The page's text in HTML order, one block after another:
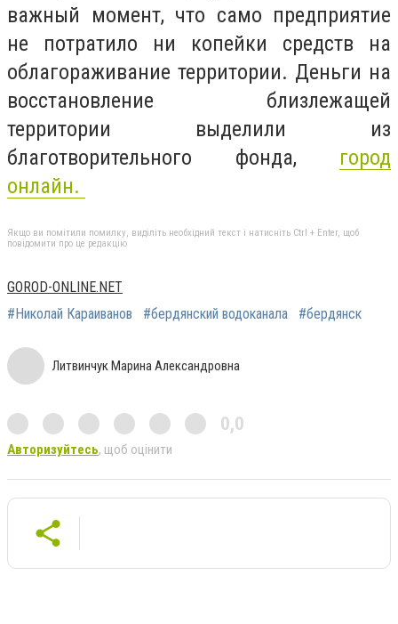
важный момент, что само предприятие
не потратило ни копейки средств на
облагораживание территории. Деньги на
восстановление близлежащей
территории выделили из
благотворительного фонда, город
онлайн.
Якщо ви помітили помилку, виділіть необхідний текст і натисніть Ctrl + Enter, щоб
повідомити про це редакцію
GOROD-ONLINE.NET
#Николай Караиванов
#бердянский водоканала #бердянск
Литвинчук Марина Александровна
0,0
Авторизуйтесь, щоб оцінити